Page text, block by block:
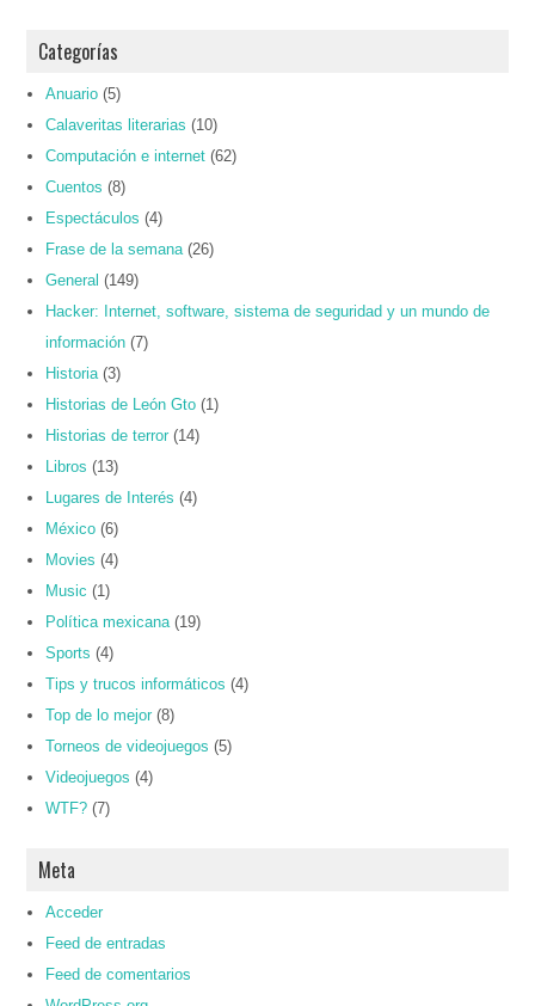
Categorías
Anuario (5)
Calaveritas literarias (10)
Computación e internet (62)
Cuentos (8)
Espectáculos (4)
Frase de la semana (26)
General (149)
Hacker: Internet, software, sistema de seguridad y un mundo de
información (7)
Historia (3)
Historias de León Gto (1)
Historias de terror (14)
Libros (13)
Lugares de Interés (4)
México (6)
Movies (4)
Music (1)
Política mexicana (19)
Sports (4)
Tips y trucos informáticos (4)
Top de lo mejor (8)
Torneos de videojuegos (5)
Videojuegos (4)
WTF? (7)
Meta
Acceder
Feed de entradas
Feed de comentarios